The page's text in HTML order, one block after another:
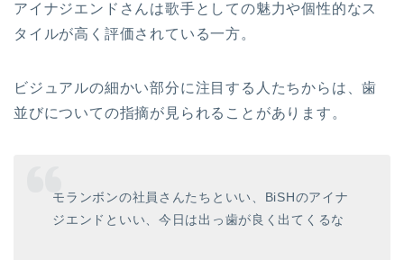
アイナジエンドさんは歌手としての魅力や個性的なス
タイルが高く評価されている一方。
ビジュアルの細かい部分に注目する人たちからは、歯
並びについての指摘が見られることがあります。
モランボンの社員さんたちといい、BiSHのアイナ
ジエンドといい、今日は出っ歯が良く出てくるな